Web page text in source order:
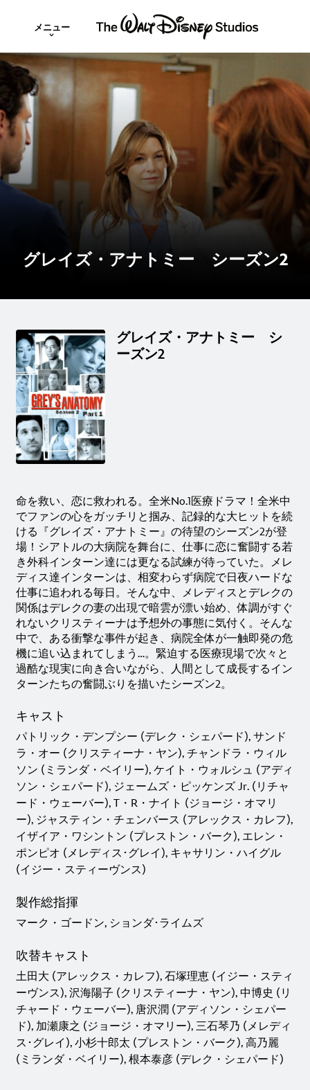
メニュー
グレイズ・アナトミー シーズン2
グレイズ・アナトミー シ
ーズン2
命を救い、恋に救われる。全米No.1医療ドラマ！全米中
でファンの心をガッチリと掴み、記録的な大ヒットを続
ける『グレイズ・アナトミー』の待望のシーズン2が登
場！シアトルの大病院を舞台に、仕事に恋に奮闘する若
き外科インターン達には更なる試練が待っていた。メレ
ディス達インターンは、相変わらず病院で日夜ハードな
仕事に追われる毎日。そんな中、メレディスとデレクの
関係はデレクの妻の出現で暗雲が漂い始め、体調がすぐ
れないクリスティーナは予想外の事態に気付く。そんな
中で、ある衝撃な事件が起き、病院全体が一触即発の危
機に追い込まれてしまう…。緊迫する医療現場で次々と
過酷な現実に向き合いながら、人間として成長するイン
ターンたちの奮闘ぶりを描いたシーズン2。
キャスト
パトリック・デンプシー (デレク・シェパード), サンド
ラ・オー (クリスティーナ・ヤン), チャンドラ・ウィル
ソン (ミランダ・ベイリー), ケイト・ウォルシュ (アディ
ソン・シェパード), ジェームズ・ピッケンズ Jr. (リチャ
ード・ウェーバー), T・R・ナイト (ジョージ・オマリ
ー), ジャスティン・チェンバース (アレックス・カレフ),
イザイア・ワシントン (プレストン・バーク), エレン・
ポンピオ (メレディス･グレイ), キャサリン・ハイグル
(イジー・スティーヴンス)
製作総指揮
マーク・ゴードン, ションダ･ライムズ
吹替キャスト
土田大 (アレックス・カレフ), 石塚理恵 (イジー・スティ
ーヴンス), 沢海陽子 (クリスティーナ・ヤン), 中博史 (リ
チャード・ウェーバー), 唐沢潤 (アディソン・シェパー
ド), 加瀬康之 (ジョージ・オマリー), 三石琴乃 (メレディ
ス･グレイ), 小杉十郎太 (プレストン・バーク), 高乃麗
(ミランダ・ベイリー), 根本泰彦 (デレク・シェパード)